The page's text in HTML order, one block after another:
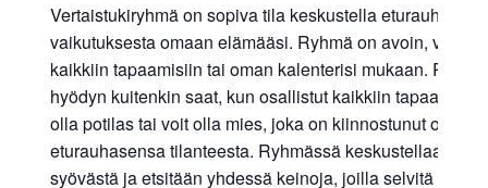
Vertaistukiryhmä on sopiva tila keskustella
vaikutuksesta omaan elämääsi. Ryhmä on avoin, voit
kaikkiin tapaamisiin tai oman kalenterisi mukaan.
hyödyn kuitenkin saat, kun osallistut kaikkiin
olla potilas tai voit olla mies, joka on kiinnostunut oman
eturauhasensa tilanteesta. Ryhmässä keskustellaan
syövästä ja etsitään yhdessä keinoja, joilla selvitä